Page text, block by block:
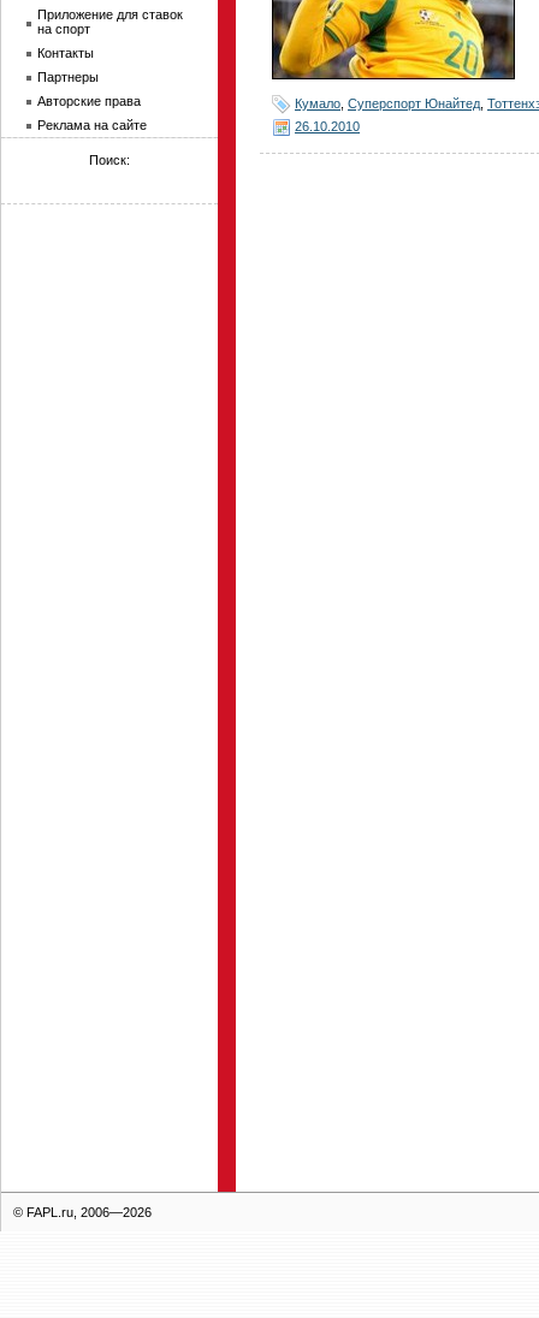
Кумало Суперспорт Юнайтед
26.10.2010
Приложение для ставок
на спорт
Контакты
Партнеры
Авторские права
Реклама на сайте
Поиск:
© FAPL.ru, 2006—2026